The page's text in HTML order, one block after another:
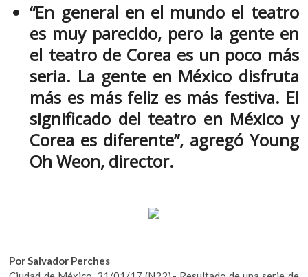
e
e
b
o
o
k
itt
er
at
s
A
p
p
“En general en el mundo el teatro
es muy parecido, pero la gente en
el teatro de Corea es un poco más
seria. La gente en México disfruta
más es más feliz es más festiva. El
significado del teatro en México y
Corea es diferente”, agregó Young
Oh Weon, director.
Por Salvador Perches